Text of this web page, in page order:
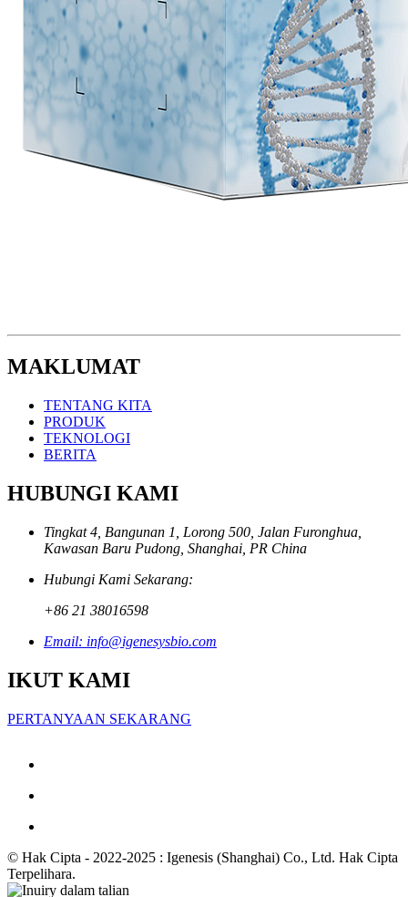
MAKLUMAT
TENTANG KITA
PRODUK
TEKNOLOGI
BERITA
HUBUNGI KAMI
Tingkat 4, Bangunan 1, Lorong 500, Jalan Furonghua,
Kawasan Baru Pudong, Shanghai, PR China
Hubungi Kami Sekarang:
+86 21 38016598
Email: info@igenesysbio.com
IKUT KAMI
PERTANYAAN SEKARANG
© Hak Cipta - 2022-2025 : Igenesis (Shanghai) Co., Ltd. Hak Cipta
Terpelihara.